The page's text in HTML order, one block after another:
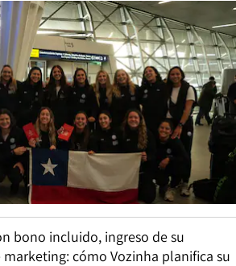
bono incluido, ingreso de su
cómo Vozinha planifica su